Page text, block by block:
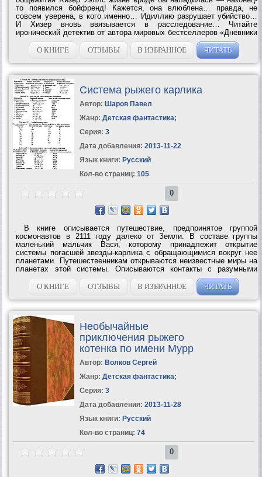
то появился бойфренд! Кажется, она влюблена… правда, не
совсем уверена, в кого именно… Идиллию разрушает убийство…
И Хизер вновь ввязывается в расследование… Читайте
иронический детектив от автора мировых бестселлеров «Дневники
принцессы», «Просто сосед», «Парень встретил девушку», «Я не
толстая», «Дело не в...
О КНИГЕ ОТЗЫВЫ В ИЗБРАННОЕ ЧИТАТЬ
Система рыжего карлика
Автор: Шаров Павел
Жанр: Детская фантастика;
Серия: 3
Дата добавления: 2013-11-22
Язык книги: Русский
Кол-во страниц: 105
0
В книге описывается путешествие, предпринятое группой
космонавтов в 2111 году далеко от Земли. В составе группы
маленький мальчик Вася, которому принадлежит открытие
системы погасшей звезды-карлика с обращающимися вокруг нее
планетами. Путешественникам открываются неизвестные миры на
планетах этой системы. Описываются контакты с разумными
существами, ранее населявшими одну из этих...
О КНИГЕ
ОТЗЫВЫ В ИЗБРАННОЕ ЧИТАТЬ
Необычайные
приключения рыжего
котенка по имени Мурр
Автор: Волков Сергей
Жанр: Детская фантастика;
Серия: 3
Дата добавления: 2013-11-28
Язык книги: Русский
Кол-во страниц: 74
0